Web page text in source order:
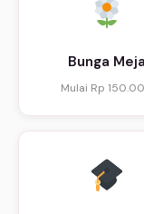
Bunga Meja
Mulai Rp